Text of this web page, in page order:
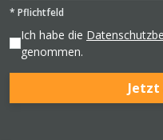
* Pflichtfeld
Ich habe die
genommen.
Jetzt